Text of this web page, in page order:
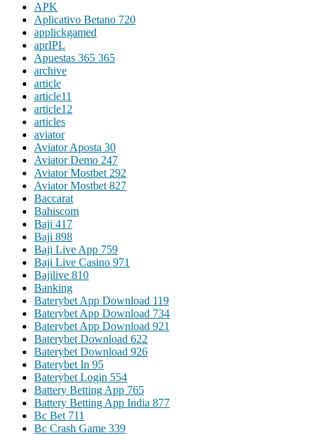
APK
Aplicativo Betano 720
applickgamed
aprIPL
Apuestas 365 365
archive
article
article11
article12
articles
aviator
Aviator Aposta 30
Aviator Demo 247
Aviator Mostbet 292
Aviator Mostbet 827
Baccarat
Bahiscom
Baji 417
Baji 898
Baji Live App 759
Baji Live Casino 971
Bajilive 810
Banking
Baterybet App Download 119
Baterybet App Download 734
Baterybet App Download 921
Baterybet Download 622
Baterybet Download 926
Baterybet In 95
Baterybet Login 554
Battery Betting App 765
Battery Betting App India 877
Bc Bet 711
Bc Crash Game 339